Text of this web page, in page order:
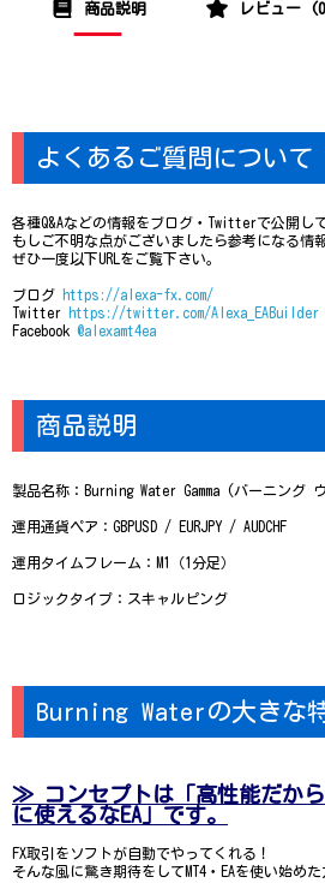
商品説明 レビュー
よくあるご質問について
各種Q&Aなどの情報をブログ・Twitterで公開し
もしご不明な点がございましたら参考になる情
ぜひ一度以下URLをご覧下さい。
ブログ
https://alexa-fx.com/
Twitter
https://twitter.com/Alexa_EABuilder
Facebook @alexamt4ea
商品説明
製品名称：Burning Water Gamma (バーニング
運用通貨ペア：GBPUSD / EURJPY / AUDCHF
運用タイムフレーム：M1（1分足）
ロジックタイプ：スキャルピング
Burning Waterの大きな
≫ コンセプトは「高性能だか
に使えるなEA」です。
FX取引をソフトが自動でやってくれる！
そんな風に驚き期待をしてMT4・EAを使い始め